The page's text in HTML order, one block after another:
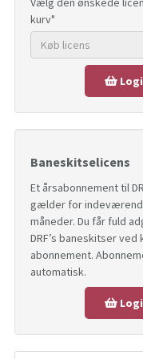
kurv"
Køb licens
Baneskitselicens
Et årsabonnement til
gælder for
måneder. Du får fuld
DRF’s baneskitser ved
abonnement.
automatisk.